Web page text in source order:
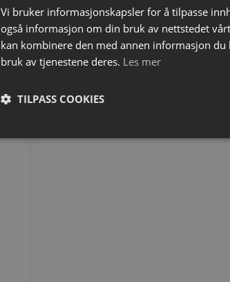
Vi bruker informasjonskapsler for å tilpasse
også informasjon om din bruk av nettstedet
kan kombinere den med annen informasjon
bruk av tjenestene deres. Les mer
TILPASS COOKIES